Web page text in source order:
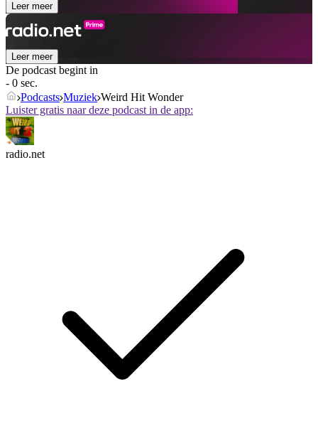
Leer meer
Leer meer
De podcast begint in
- 0 sec.
Podcasts Muziek Weird Hit Wonder
Luister gratis naar deze podcast in de app:
radio.net